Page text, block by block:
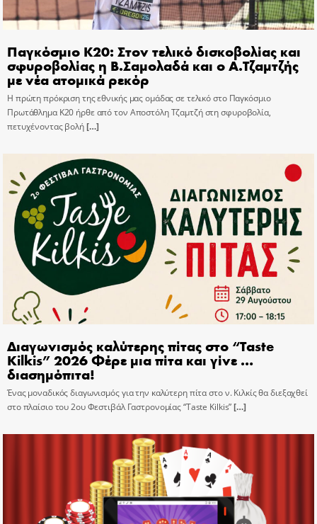
Παγκόσμιο Κ20: Στον τελικό δισκοβολίας και
σφυροβολίας η Β.Σαμολαδά και ο Α.Τζαμτζής
με νέα ατομικά ρεκόρ
Η πρώτη πρόκριση της εθνικής μας ομάδας σε τελικό στο Παγκόσμιο
Πρωτάθλημα Κ20 ήρθε από τον Αποστόλη Τζαμτζή στη σφυροβολία,
πετυχένοντας βολή[…]
Διαγωνισμός καλύτερης πίτας στο “Taste
Kilkis” 2026 Φέρε μια πίτα και γίνε …
διασημόπιτα!
Ένας μοναδικός διαγωνισμός για την καλύτερη πίτα στο ν. Κιλκίς θα διεξαχθεί
στο πλαίσιο του 2ου Φεστιβάλ Γαστρονομίας “Taste Kilkis”[…]